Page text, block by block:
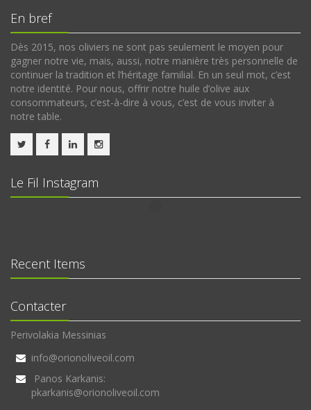
En bref
Dès 2015, nos oliviers ne sont pas seulement le moyen pour
gagner notre vie, mais, aussi, notre manière très personnelle de
continuer la tradition et l’héritage familial. En un seul mot, c’est
notre identité. Pour nous, offrir notre huile d’olive aux
consommateurs, c’est-à-dire à vous, c’est de vous inviter à
notre table.
Le Fil Instagram
Recent Items
Contacter
Perivolakia Messinias
info@orionoliveoil.com
Panos Karkanis:
pkarkanis@orionoliveoil.com